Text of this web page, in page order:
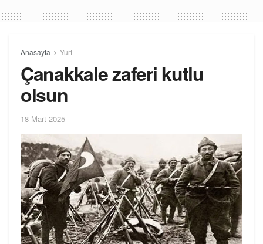
Anasayfa Yurt
Çanakkale zaferi kutlu
olsun
18 Mart 2025